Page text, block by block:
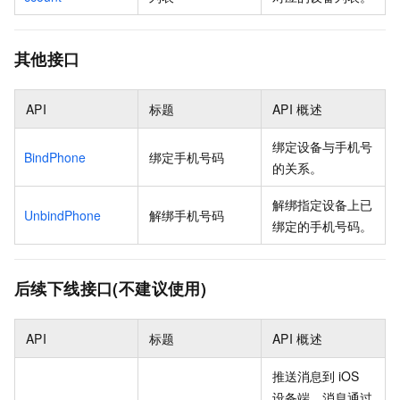
其他接口
API 标题 API 概述
BindPhone 绑定手机号码
绑定设备与手机号
的关系。
UnbindPhone 解绑手机号码
解绑指定设备上已
绑定的手机号码。
后续下线接口(不建议使用)
API 标题 API 概述
推送消息到 iOS